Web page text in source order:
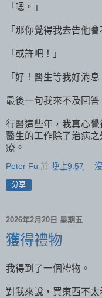
「嗯。」
「那你覺得我去告他會
「或許吧！」
「好！醫生等我好消
最後一句我來不及回
行醫這些年，我真心
醫生的工作除了治病
療。
Peter Fu 於 晚上9:57
分享
2026年2月20日 星期五
獲得禮物
我得到了一個禮物。
對我來說，買東西不